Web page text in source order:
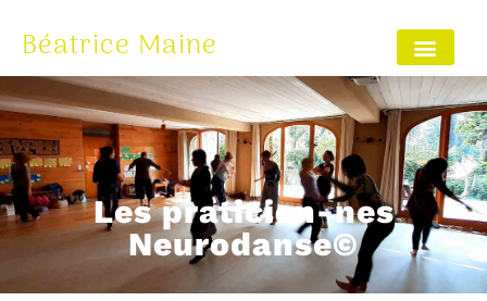
Béatrice Maine
Les praticien-nes
Neurodanse©